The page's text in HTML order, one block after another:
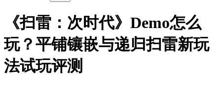
《扫雷：次时代》Demo怎么
玩？平铺镶嵌与递归扫雷新玩
法试玩评测